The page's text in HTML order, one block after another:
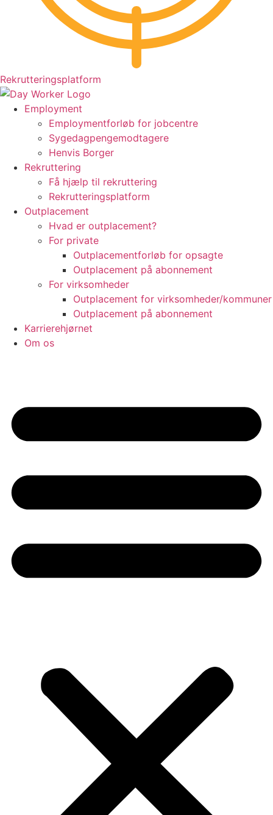
Rekrutteringsplatform
Employment
Employmentforløb for jobcentre
Sygedagpengemodtagere
Henvis Borger
Rekruttering
Få hjælp til rekruttering
Rekrutteringsplatform
Outplacement
Hvad er outplacement?
For private
Outplacementforløb for opsagte
Outplacement på abonnement
For virksomheder
Outplacement for virksomheder/kommuner
Outplacement på abonnement
Karrierehjørnet
Om os